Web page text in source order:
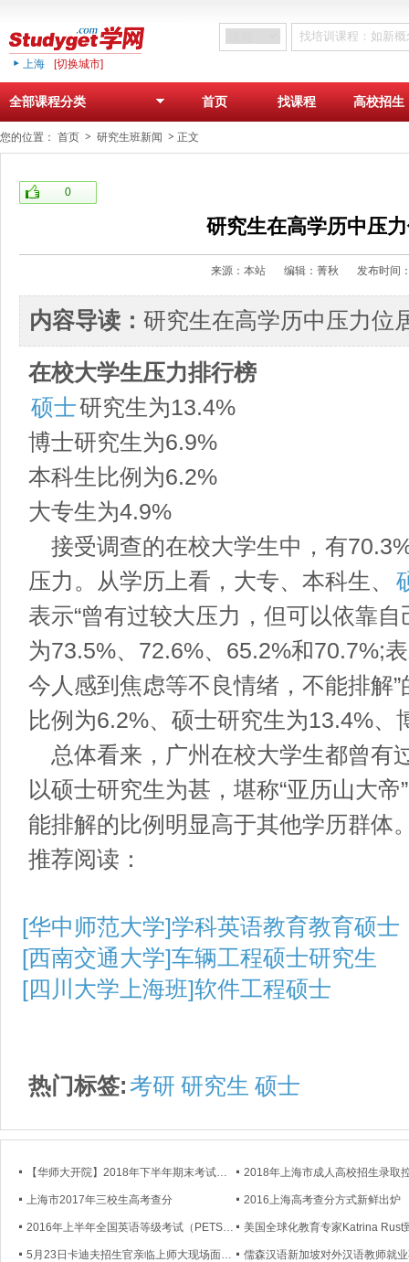
上海 [切换城市]
全部课程分类 首页 找课程 高校招生
您的位置： 首页 研究生班新闻 正文
0
研究生在高学历中压
来源：本站 编辑：菁秋 发布时间
内容导读： 研究生在高学历中压力位
在校大学生压力排行榜
硕士研究生为13.4%
博士研究生为6.9%
本科生比例为6.2%
大专生为4.9%
接受调查的在校大学生中，有
压力。从学历上看，大专、本科生、
表示“曾有过较大压力，但可以依靠
为73.5%、72.6%、65.2%和70.7%;
今人感到焦虑等不良情绪，不能排解
比例为6.2%、硕士研究生为13.4%、
总体看来，广州在校大学生都曾有
以硕士研究生为甚，堪称“亚历山大
能排解的比例明显高于其他学历群体
推荐阅读：
[华中师范大学]学科英语教育教育硕士
[西南交通大学]车辆工程硕士研究生
[四川大学上海班]软件工程硕士
热门标签:考研 研究生 硕士
【华师大开院】2018年下半年期末考试通知
上海市2017年三校生高考查分 2016上海高考查分方式新鲜出炉
2016年上半年全国英语等级考试（PETS）成绩将在5月6日公布
5月23日卡迪夫招生官亲临上师大现场面试！